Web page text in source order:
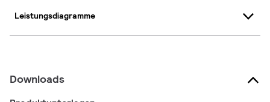
Leistungsdiagramme
Downloads